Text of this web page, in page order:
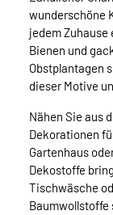
wunderschöne
jedem Zuhause
Bienen und
Obstplantagen
dieser Motive
Nähen Sie aus
Dekorationen
Gartenhaus
Dekostoffe
Tischwäsche
Baumwollstoffe